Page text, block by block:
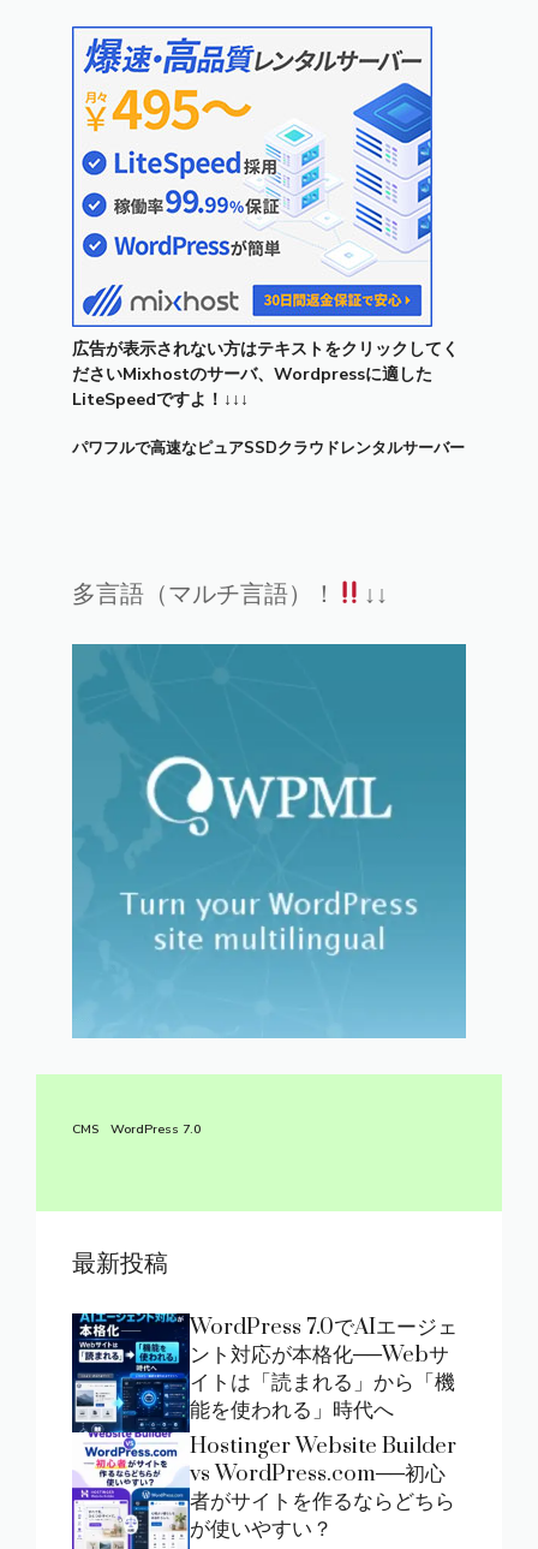
広告が表示されない方はテキストをクリックしてく
ださいMixhostのサーバ、Wordpressに適した
LiteSpeedですよ！↓↓↓
パワフルで高速なピュアSSDクラウドレンタルサーバー
多言語（マルチ言語）！ ↓↓
CMS WordPress 7.0
最新投稿
WordPress 7.0でAIエージェ
ント対応が本格化──Webサ
イトは「読まれる」から「機
能を使われる」時代へ
Hostinger Website Builder
vs WordPress.com──初心
者がサイトを作るならどちら
が使いやすい？